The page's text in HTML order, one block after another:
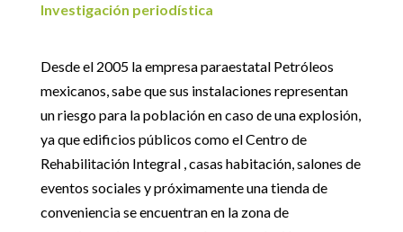
Investigación periodística
Desde el 2005 la empresa paraestatal Petróleos
mexicanos, sabe que sus instalaciones representan
un riesgo para la población en caso de una explosión,
ya que edificios públicos como el Centro de
Rehabilitación Integral , casas habitación, salones de
eventos sociales y próximamente una tienda de
conveniencia se encuentran en la zona de